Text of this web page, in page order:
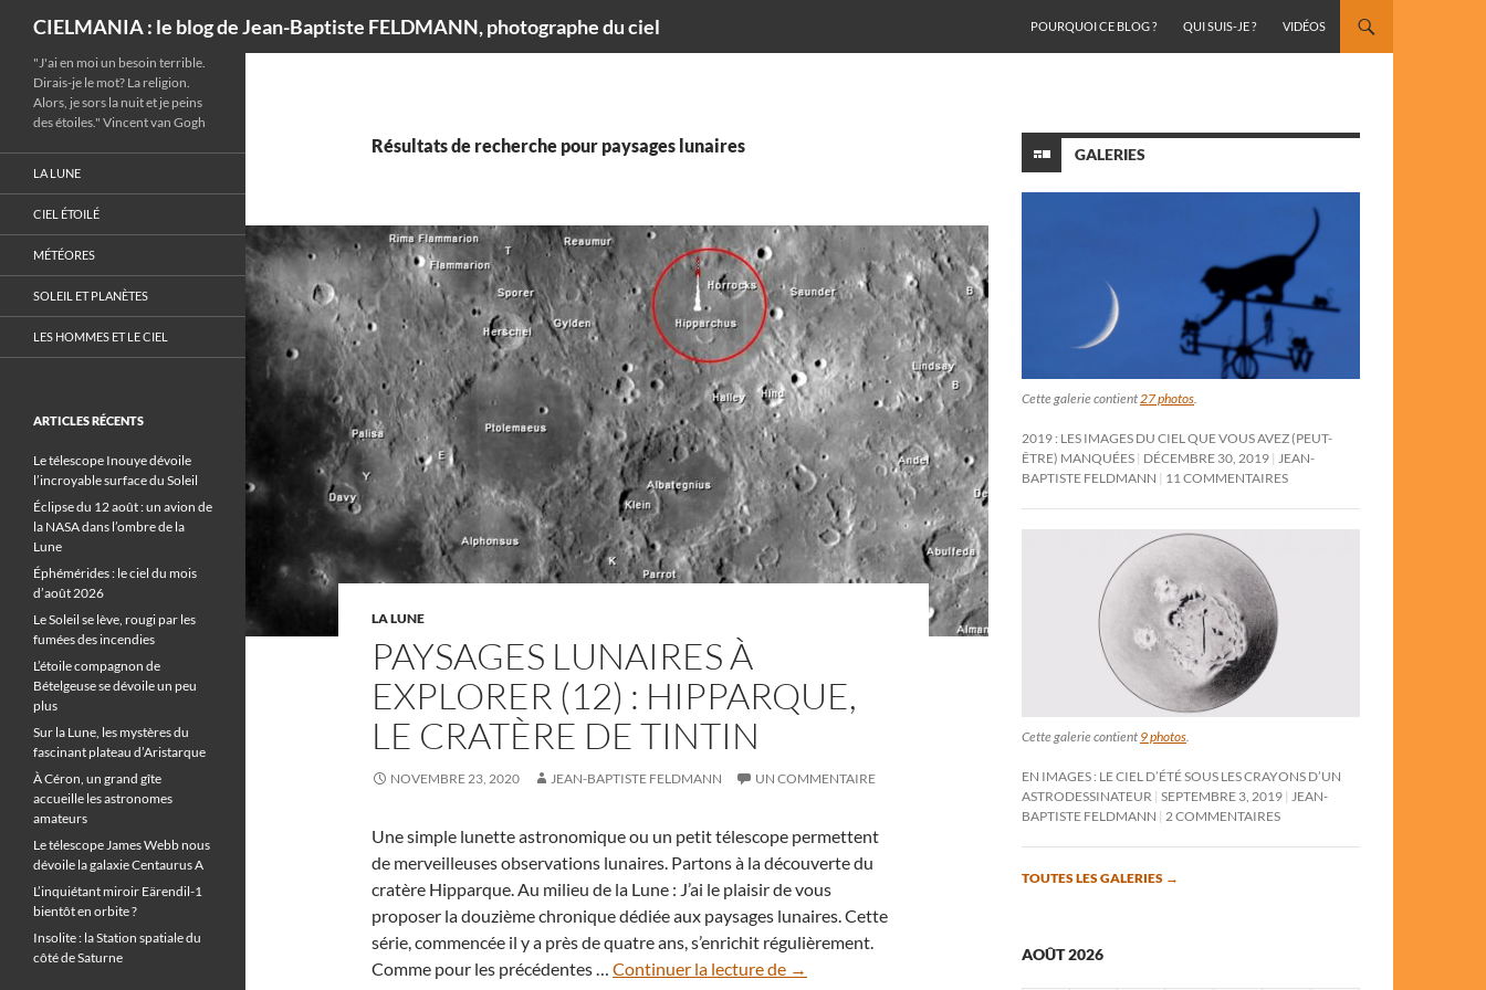
CIELMANIA : le blog de Jean-Baptiste FELDMANN, photographe du ciel
POURQUOI CE BLOG ?
QUI SUIS-JE ? VIDÉOS
Résultats de recherche pour paysages lunaires
LA LUNE
PAYSAGES LUNAIRES À
EXPLORER (12) : HIPPARQUE,
LE CRATÈRE DE TINTIN
NOVEMBRE 23, 2020 JEAN-BAPTISTE FELDMANN UN COMMENTAIRE
Une simple lunette astronomique ou un petit télescope permettent
de merveilleuses observations lunaires. Partons à la découverte du
cratère Hipparque. Au milieu de la Lune : J’ai le plaisir de vous
proposer la douzième chronique dédiée aux paysages lunaires. Cette
série, commencée il y a près de quatre ans, s’enrichit régulièrement.
Comme pour les précédentes … Continuer la lecture de Paysages
→
GALERIES
Cette galerie contient27 photos.
2019 : LES IMAGES DU CIEL QUE VOUS AVEZ (PEUT-
ÊTRE) MANQUÉES DÉCEMBRE 30, 2019 JEAN-
BAPTISTE FELDMANN
11 COMMENTAIRES
Cette galerie contient 9 photos
EN IMAGES : LE CIEL D’ÉTÉ SOUS LES CRAYONS D’UN
ASTRODESSINATEUR SEPTEMBRE 3, 2019
JEAN-
BAPTISTE FELDMANN
2 COMMENTAIRES
TOUTES LES GALERIES →
AOÛT 2026
"J'ai en moi un besoin terrible.
Dirais-je le mot? La religion.
Alors, je sors la nuit et je peins
des étoiles." Vincent van Gogh
LA LUNE
CIEL ÉTOILÉ
MÉTÉORES
SOLEIL ET PLANÈTES
LES HOMMES ET LE CIEL
ARTICLES RÉCENTS
Le télescope Inouye dévoile
l’incroyable surface du Soleil
Éclipse du 12 août : un avion de
la NASA dans l’ombre de la
Lune
Éphémérides : le ciel du mois
d’août 2026
Le Soleil se lève, rougi par les
fumées des incendies
L’étoile compagnon de
Bételgeuse se dévoile un peu
plus
Sur la Lune, les mystères du
fascinant plateau d’Aristarque
À Céron, un grand gîte
accueille les astronomes
amateurs
Le télescope James Webb nous
dévoile la galaxie Centaurus A
L’inquiétant miroir Eärendil-1
bientôt en orbite ?
Insolite : la Station spatiale du
côté de Saturne